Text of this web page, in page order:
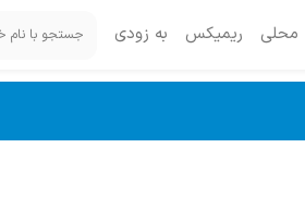
محلی ریمیکس به زودی